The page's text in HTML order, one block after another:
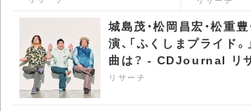
CDJournal リサーチ
は？ -
チ
城島茂・松岡昌宏・松重
演、「ふくしまプライド
曲は？ - CDJournal リ
リサーチ